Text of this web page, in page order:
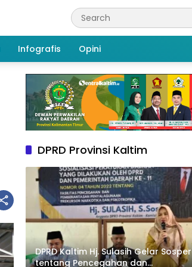
Infografis Opini
DPRD Provinsi Kaltim
DPRD Kaltim Hj. Sulasih Gelar Sosper
tentang Pencegahan dan